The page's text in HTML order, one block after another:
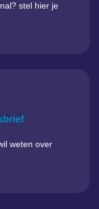
stel hier je
weten over